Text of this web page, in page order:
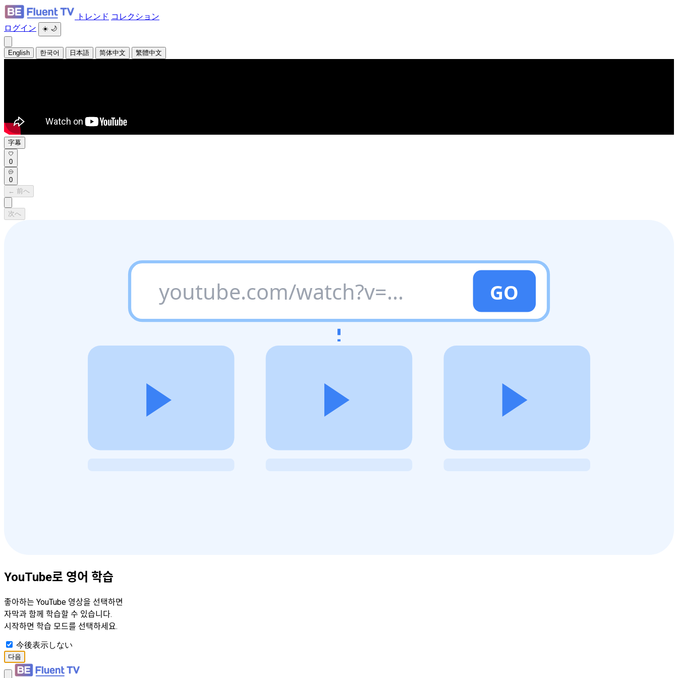
トレンド コレクション
ログイン
☀️ 🌙
English 한국어 日本語 简体中文 繁體中文
字幕
0
0
← 前へ
次へ
YouTube로 영어 학습
좋아하는 YouTube 영상을 선택하면
자막과 함께 학습할 수 있습니다.
시작하면 학습 모드를 선택하세요.
今後表示しない
다음